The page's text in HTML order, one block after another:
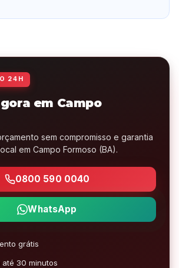
24H
em Campo
sem compromisso e garantia
em Campo Formoso (BA).
0800 590 0040
WhatsApp
grátis
até 30 minutos